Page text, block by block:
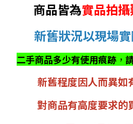
商品皆為實品拍
新舊狀況以現場
二手商品多少有使用痕跡 ，
新舊程度因人而異如
對商品有高度要求的